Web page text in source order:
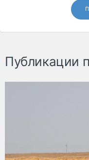
Публикации